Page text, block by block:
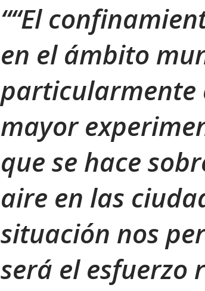
“El
en el ámbito
particularmente
mayor
que se hace
aire en las
situación nos
será el esfuerzo